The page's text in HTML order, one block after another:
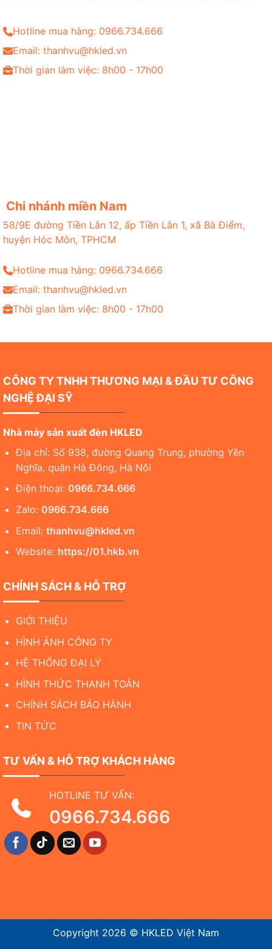
Hotline mua hàng: 0966.734.666
Email: thanhvu@hkled.vn
Thời gian làm việc: 8h00 - 17h00
Chi nhánh miền Nam
58/9E đường Tiền Lân 12, ấp Tiền Lân 1, xã Bà Điểm,
huyện Hóc Môn, TPHCM
Hotline mua hàng: 0966.734.666
Email: thanhvu@hkled.vn
Thời gian làm việc: 8h00 - 17h00
CÔNG TY TNHH THƯƠNG MẠI & ĐẦU TƯ CÔNG
NGHỆ ĐẠI SỸ
Nhà máy sản xuất đèn HKLED
Địa chỉ: Số 938, đường Quang Trung, phường Yên
Nghĩa, quận Hà Đông, Hà Nội
Điện thoại: 0966.734.666
Zalo: 0966.734.666
Email: thanhvu@hkled.vn
Website: https://01.hkb.vn
CHÍNH SÁCH & HỖ TRỢ
GIỚI THIỆU
HÌNH ẢNH CÔNG TY
HỆ THỐNG ĐẠI LÝ
HÌNH THỨC THANH TOÁN
CHÍNH SÁCH BẢO HÀNH
TIN TỨC
TƯ VẤN & HỖ TRỢ KHÁCH HÀNG
HOTLINE TƯ VẤN:
0966.734.666
Copyright 2026 © HKLED Việt Nam